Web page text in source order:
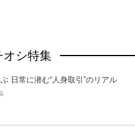
オシ特集
日常に潜む“人身取引”のリアル